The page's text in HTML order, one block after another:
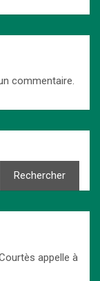
commentaire.
Rechercher
appelle à